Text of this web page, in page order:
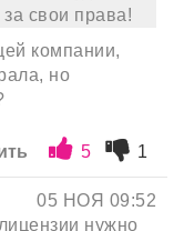
за свои права!
компании,
но
5 1
05 НОЯ 09:52
нужно